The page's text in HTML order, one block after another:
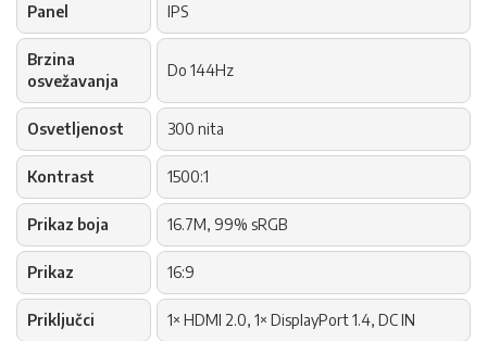
Panel IPS
Brzina
osvežavanja
Do 144Hz
Osvetljenost 300 nita
Kontrast 1500:1
Prikaz boja 16.7M, 99% sRGB
Prikaz 16:9
Priključci 1× HDMI 2.0, 1× DisplayPort 1.4, DC IN